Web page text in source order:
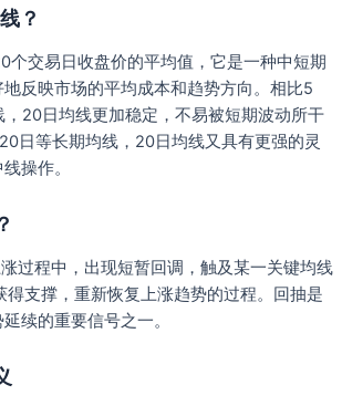
？
个交易日收盘价的平均值，它是一种中短期
反映市场的平均成本和趋势方向。相比5
，20日均线更加稳定，不易被短期波动所干
日等长期均线，20日均线又具有更强的灵
操作。
过程中，出现短暂回调，触及某一关键均线
得支撑，重新恢复上涨趋势的过程。回抽是
续的重要信号之一。